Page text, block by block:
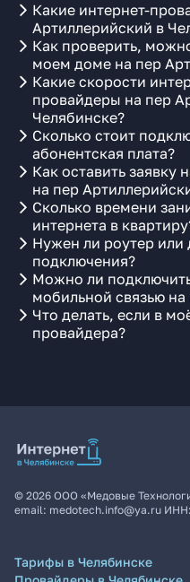
Какие интернет-
Артиллерийский в
Как проверить,
моем доме на пер
Какие скорости
провайдеры на пер
Челябинске?
Сколько стоит
абонентская плата?
Как оставить заявку
на пер
Сколько времени
интернета в
Нужен ли роутер или
подключения?
Можно ли
мобильной связью
Что делать, если в
провайдера?
© 2026 ООО «Медовые
email: medotech.info@ya.ru ИНН:
Тарифы в Челябинске